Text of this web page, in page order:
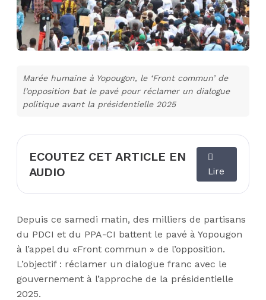
Marée humaine à Yopougon, le ‘Front commun’ de
l’opposition bat le pavé pour réclamer un dialogue
politique avant la présidentielle 2025
ECOUTEZ CET ARTICLE EN
AUDIO
Lire
Depuis ce samedi matin, des milliers de partisans
du PDCI et du PPA-CI battent le pavé à Yopougon
à l’appel du «Front commun » de l’opposition.
L’objectif : réclamer un dialogue franc avec le
gouvernement à l’approche de la présidentielle
2025.